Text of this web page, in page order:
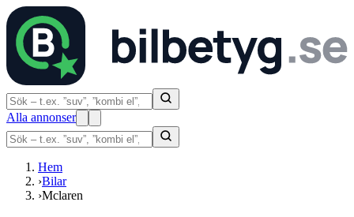
Alla annonser
Hem
›Bilar
›Mclaren